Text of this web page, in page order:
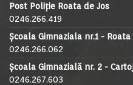
Post Poliție Roata de Jos
0246.266.419
Școala Gimnaziala nr.1 - Roata
0246.266.062
Școala Gimnazială nr. 2 -
0246.267.603